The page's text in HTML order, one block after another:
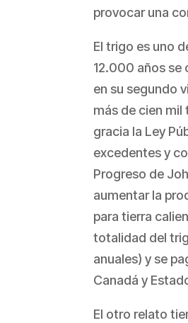
provocar una
El trigo es uno
12.000 años se
en su segundo
más de cien mil
gracia la Ley
excedentes y
Progreso de
aumentar la
para tierra
totalidad del
anuales) y se
Canadá y
El otro relato